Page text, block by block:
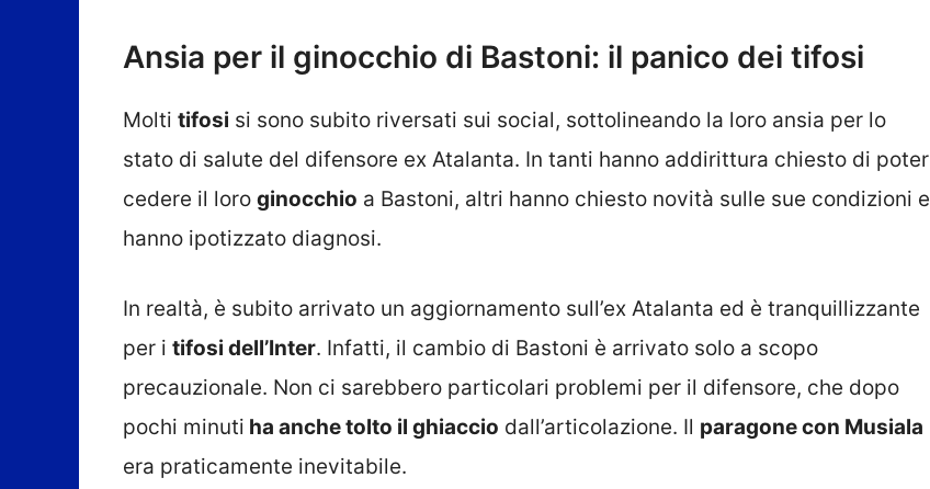
Ansia per il ginocchio di Bastoni: il panico dei tifosi
Molti tifosi si sono subito riversati sui social, sottolineando la loro ansia per lo
stato di salute del difensore ex Atalanta. In tanti hanno addirittura chiesto di poter
cedere il loro ginocchio a Bastoni, altri hanno chiesto novità sulle sue condizioni e
hanno ipotizzato diagnosi.
In realtà, è subito arrivato un aggiornamento sull’ex Atalanta ed è tranquillizzante
per i tifosi dell’Inter. Infatti, il cambio di Bastoni è arrivato solo a scopo
precauzionale. Non ci sarebbero particolari problemi per il difensore, che dopo
pochi minuti ha anche tolto il ghiaccio dall’articolazione. Il paragone con Musiala
era praticamente inevitabile.